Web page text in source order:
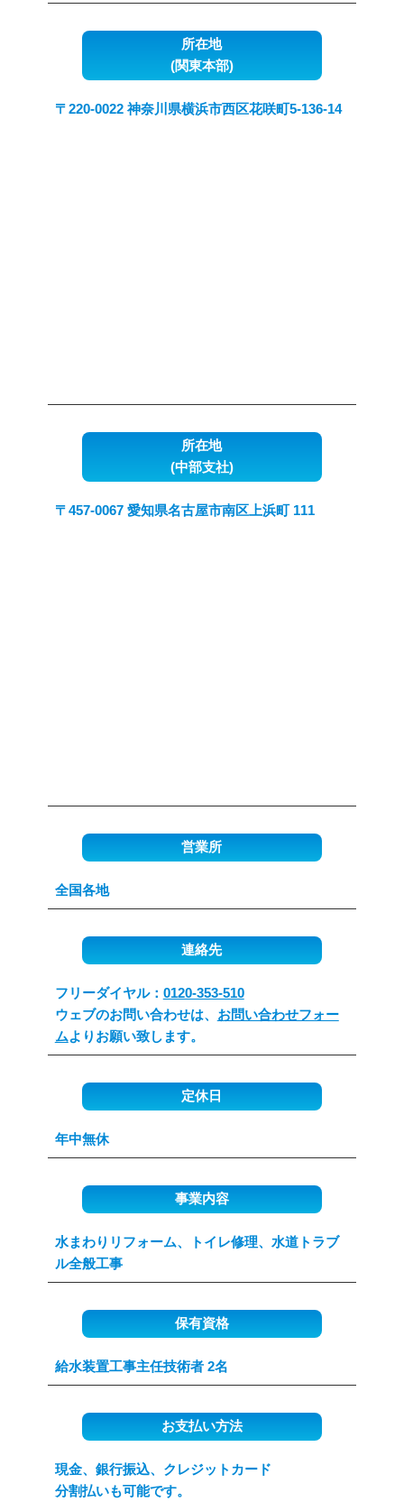
所在地
(関東本部)
〒220-0022 神奈川県横浜市西区花咲町5-136-14
所在地
(中部支社)
〒457-0067 愛知県名古屋市南区上浜町 111
営業所
全国各地
連絡先
フリーダイヤル： 0120-353-510
ウェブのお問い合わせは、 お問い合わせフォー
ムよりお願い致します。
定休日
年中無休
事業内容
水まわりリフォーム、トイレ修理、水道トラブ
ル全般工事
保有資格
給水装置工事主任技術者 2名
お支払い方法
現金、銀行振込、クレジットカード
分割払いも可能です。